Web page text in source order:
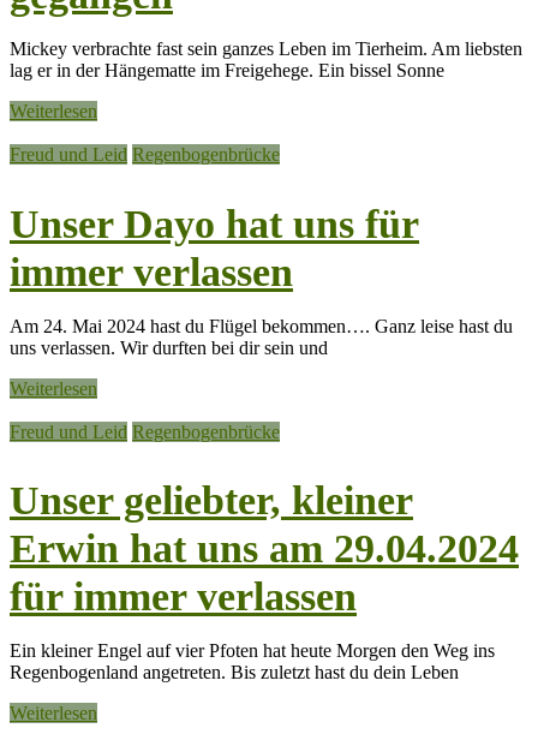
Mickey verbrachte fast sein ganzes Leben im Tierheim. Am liebsten
lag er in der Hängematte im Freigehege. Ein bissel Sonne
Weiterlesen
Freud und Leid Regenbogenbrücke
Unser Dayo hat uns für
immer verlassen
Am 24. Mai 2024 hast du Flügel bekommen…. Ganz leise hast du
uns verlassen. Wir durften bei dir sein und
Weiterlesen
Freud und Leid Regenbogenbrücke
Unser geliebter, kleiner
Erwin hat uns am 29.04.2024
für immer verlassen
Ein kleiner Engel auf vier Pfoten hat heute Morgen den Weg ins
Regenbogenland angetreten. Bis zuletzt hast du dein Leben
Weiterlesen